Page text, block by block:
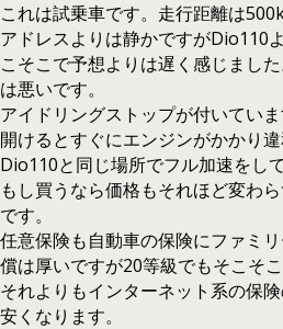
これは試乗車です。走行距離は
アドレスよりは静かですがDio110
こそこで予想よりは遅く感じまし
は悪いです。
アイドリングストップが付いてい
開けるとすぐにエンジンがかかり違
Dio110と同じ場所でフル加速をし
もし買うなら価格もそれほど変わ
です。
任意保険も自動車の保険にファミ
償は厚いですが20等級でもそこそこ
それよりもインターネット系の保
安くなります。